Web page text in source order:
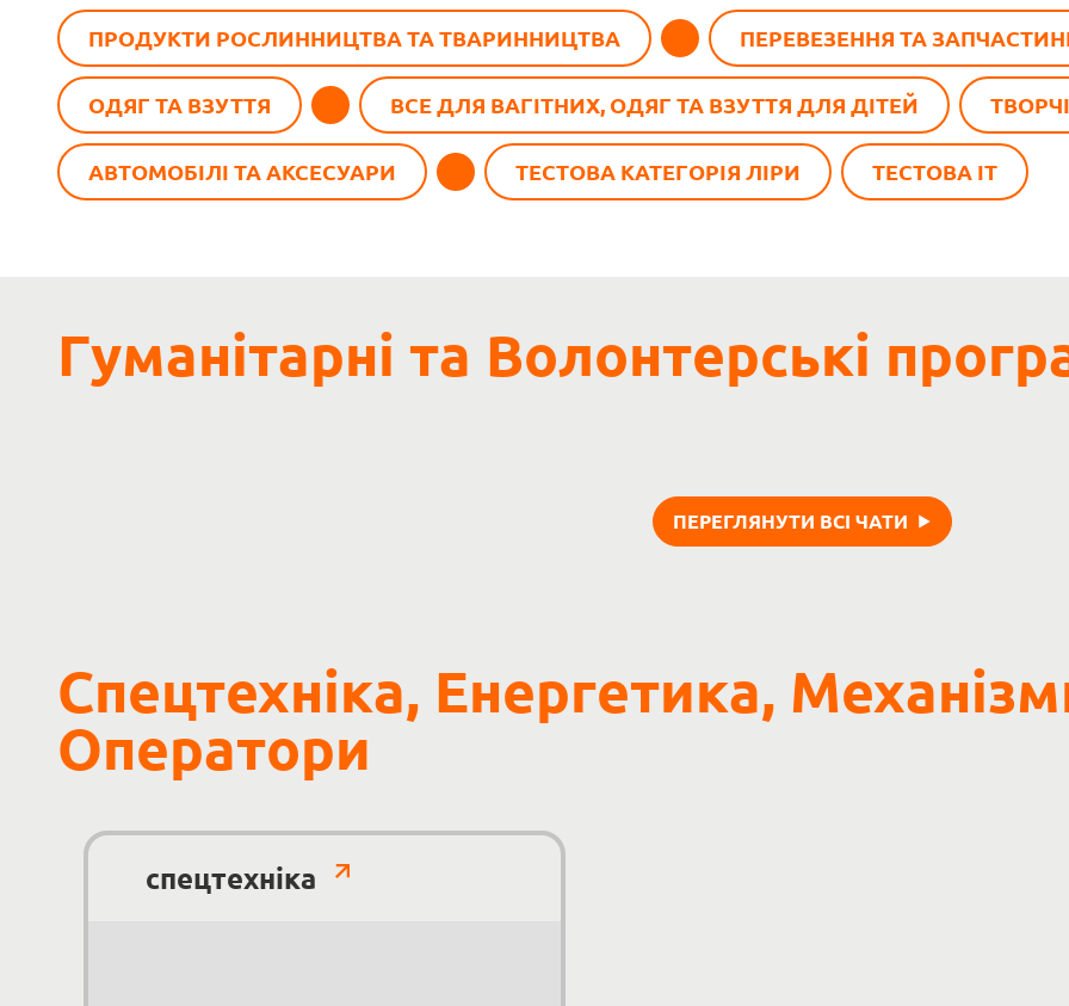
ПРОДУКТИ РОСЛИННИЦТВА ТА ТВАРИННИЦТВА ПЕРЕВЕЗЕННЯ ТА
ОДЯГ ТА ВЗУТТЯ ВСЕ ДЛЯ ВАГІТНИХ, ОДЯГ ТА ВЗУТТЯ ДЛЯ ДІТЕЙ
АВТОМОБІЛІ ТА АКСЕСУАРИ ТЕСТОВА КАТЕГОРІЯ ЛІРИ ТЕСТОВА IT
Гуманітарні та Волонтерські
ПЕРЕГЛЯНУТИ ВСІ ЧАТИ
Спецтехніка, Енергетика,
Оператори
спецтехніка